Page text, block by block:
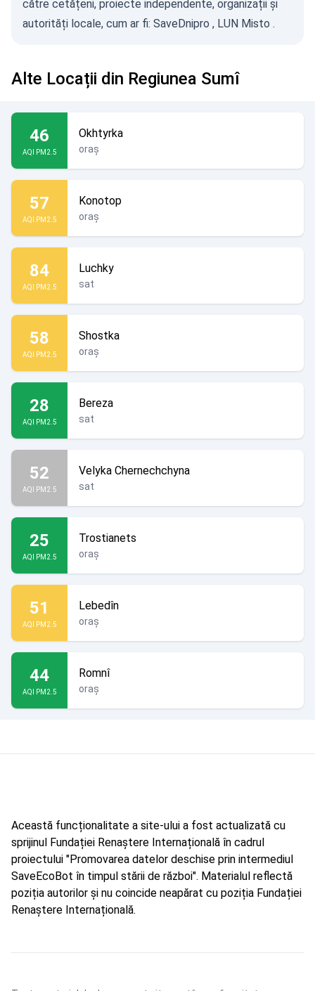
către cetățeni, proiecte independente, organizații și
autorități locale, cum ar fi: SaveDnipro , LUN Misto .
Alte Locații din Regiunea Sumî
46
AQI PM2.5
Okhtyrka
oraș
57
AQI PM2.5
Konotop
oraș
84
AQI PM2.5
Luchky
sat
58
AQI PM2.5
Shostka
oraș
28
AQI PM2.5
Bereza
sat
52
AQI PM2.5
Velyka Chernechchyna
sat
25
AQI PM2.5
Trostianets
oraș
51
AQI PM2.5
Lebedîn
oraș
44
AQI PM2.5
Romnî
oraș
Această funcționalitate a site-ului a fost actualizată cu
sprijinul Fundației Renaștere Internațională în cadrul
proiectului "Promovarea datelor deschise prin intermediul
SaveEcoBot în timpul stării de război". Materialul reflectă
poziția autorilor și nu coincide neapărat cu poziția Fundației
Renaștere Internațională.